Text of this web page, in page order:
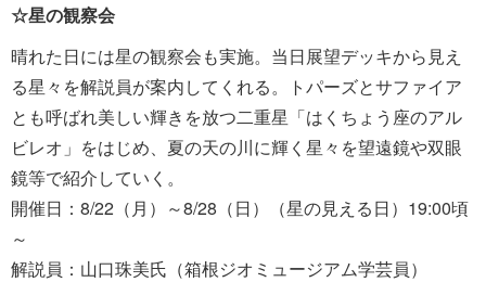
☆星の観察会
晴れた日には星の観察会も実施。当日展望デッキから見え
る星々を解説員が案内してくれる。トパーズとサファイア
とも呼ばれ美しい輝きを放つ二重星「はくちょう座のアル
ビレオ」をはじめ、夏の天の川に輝く星々を望遠鏡や双眼
鏡等で紹介していく。
開催日：8/22（月）～8/28（日）（星の見える日）19:00頃
～
解説員：山口珠美氏（箱根ジオミュージアム学芸員）